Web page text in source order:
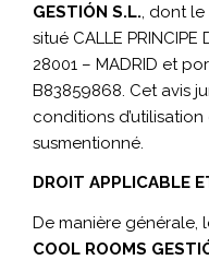
GESTIÓN S.L. , dont
situé CALLE PRINCIPE
28001 – MADRID et
B83859868. Cet avis
conditions
susmentionné.
DROIT APPLICABLE
De manière générale,
COOL ROOMS